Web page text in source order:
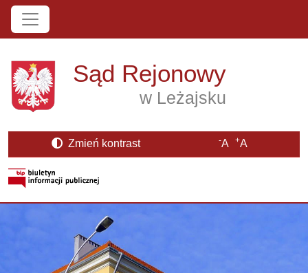
Przejdź do treści
Sąd Rejonowy
w Leżajsku
Zmień kontrast -A +A
Strona BIP otwiera się w nowym oknie